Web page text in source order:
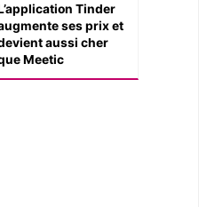
Tinder
ses prix et
aussi cher
Meetic